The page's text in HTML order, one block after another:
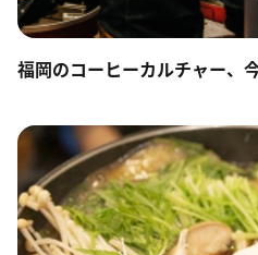
福岡のコーヒーカルチャー、